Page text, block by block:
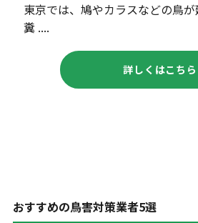
東京では、鳩やカラスなどの鳥が
糞 ....
詳しくはこちら
おすすめの鳥害対策業者5選